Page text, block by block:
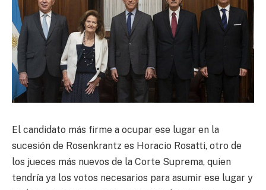
El candidato más firme a ocupar ese lugar en la
sucesión de Rosenkrantz es Horacio Rosatti, otro de
los jueces más nuevos de la Corte Suprema, quien
tendría ya los votos necesarios para asumir ese lugar y